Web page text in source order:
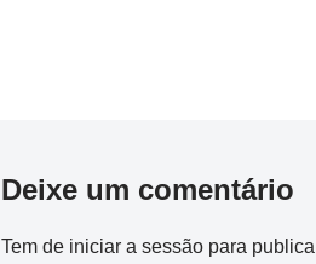
Deixe um comentário
Tem de iniciar a sessão para